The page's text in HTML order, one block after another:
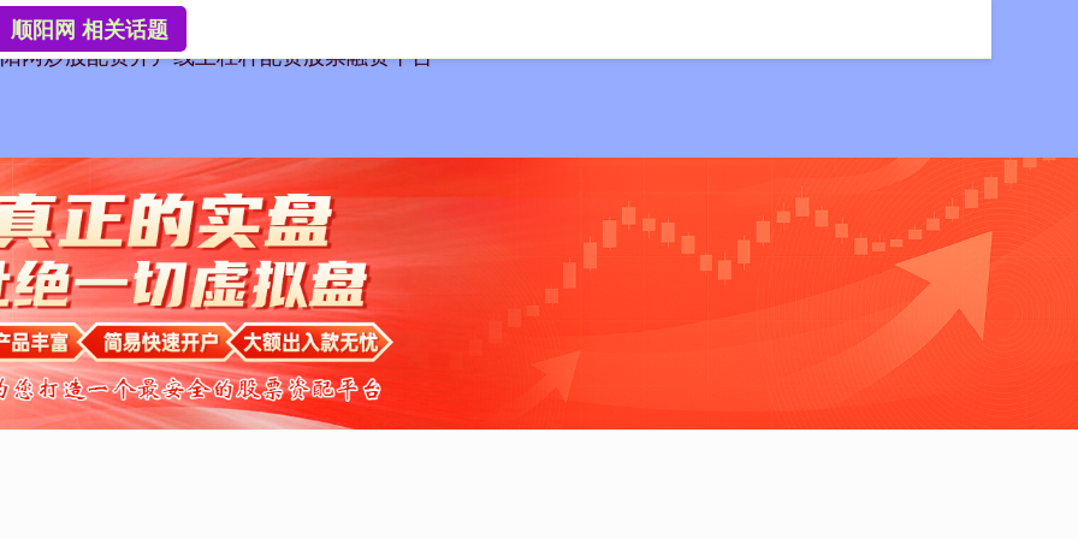
网炒股配资开户线上杠杆配资股票融资平台
顺阳网 相关话题